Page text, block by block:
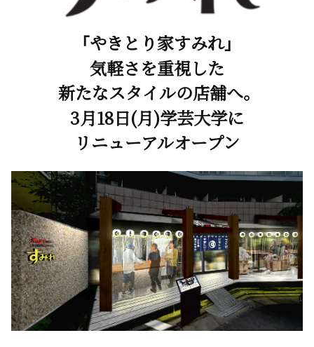
「やきとり家すみれ」
気軽さを重視した
新たなスタイルの店舗へ。
3月18日(月)学芸大学に
リニューアルオープン